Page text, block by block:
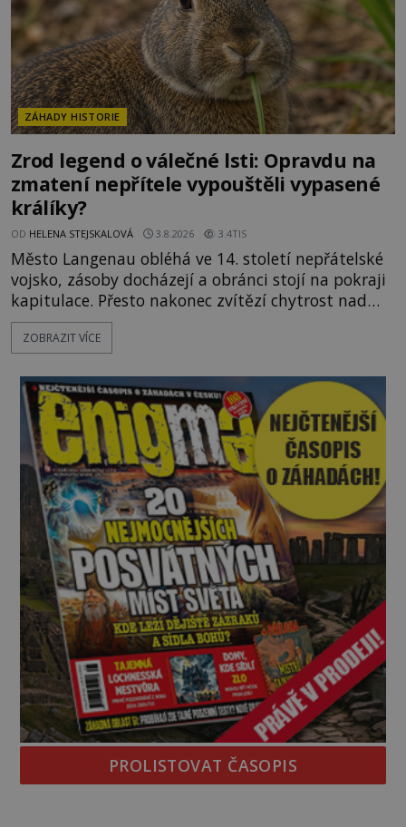
ZÁHADY HISTORIE
Zrod legend o válečné lsti: Opravdu na
zmatení nepřítele vypouštěli vypasené
králíky?
OD HELENA STEJSKALOVÁ 3.8.2026 3.4TIS
Město Langenau obléhá ve 14. století nepřátelské
vojsko, zásoby docházejí a obránci stojí na pokraji
kapitulace. Přesto nakonec zvítězí chytrost nad
hrubou silou. Podle staré německé legendy vypustí
obyvatelé za hradby dobře živeného králíka, aby
dost. Čas pracuje pro obléhatele. Ve městě ubývají
zásoby a každý den znamená další porci strádá
ZOBRAZIT VÍCE
PROLISTOVAT ČASOPIS